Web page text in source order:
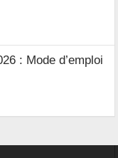
: Mode d’emploi